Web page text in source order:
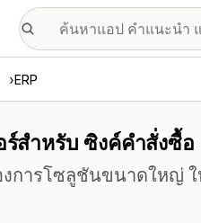
ERP
สำหรับ ซิงค์คำสั่งซื้อ
การโซลูชันขนาดใหญ่